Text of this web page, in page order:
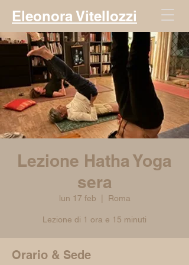
Eleonora Vitellozzi
Lezione Hatha Yoga
sera
lun 17 feb Roma
Lezione di 1 ora e 15 minuti
Orario & Sede